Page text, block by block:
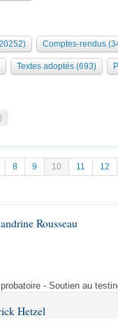
Comptes-rendus
Textes adoptés (693)
8 9 10 11 12
Rousseau
- Soutien au
Hetzel